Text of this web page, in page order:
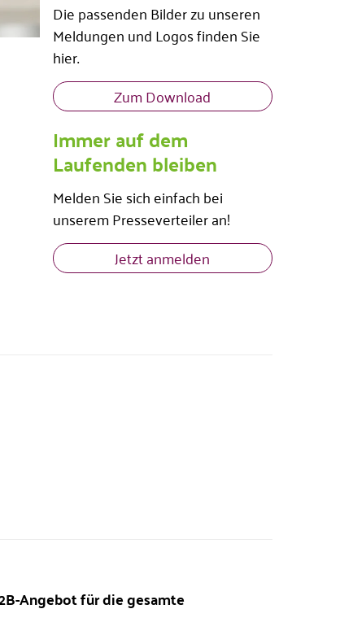
Die passenden Bilder zu unseren
Meldungen und Logos finden Sie
hier.
Zum Download
Immer auf dem
Laufenden bleiben
Melden Sie sich einfach bei
unserem Presseverteiler an!
Jetzt anmelden
Angebot für die gesamte